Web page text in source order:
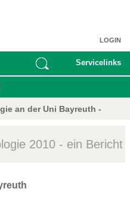
LOGIN
Servicelinks
an der Uni Bayreuth -
2010 - ein Bericht